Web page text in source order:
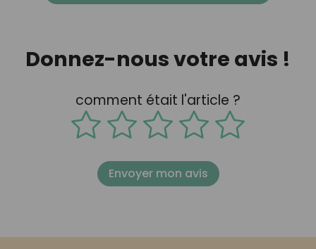
Donnez-nous votre avis !
comment était l'article ?
Envoyer mon avis